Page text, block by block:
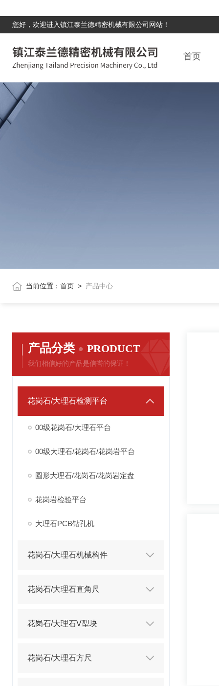
您好，欢迎进入镇江泰兰德精密机械有限公司网站！
首页
当前位置： 首页 > 产品中心
产品分类 PRODUCT
我们相信好的产品是信誉的保证！
花岗石/大理石检测平台
00级花岗石/大理石平台
00级大理石/花岗石/花岗岩平台
圆形大理石/花岗石/花岗岩定盘
花岗岩检验平台
大理石PCB钻孔机
花岗石/大理石机械构件
花岗石/大理石直角尺
花岗石/大理石V型块
花岗石/大理石方尺